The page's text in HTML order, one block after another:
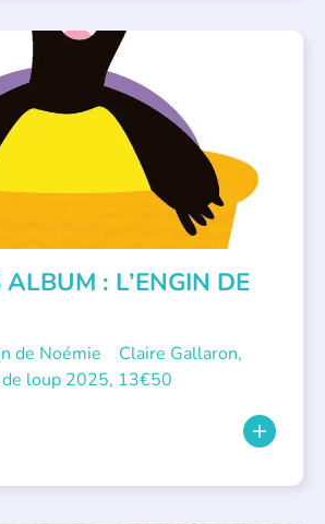
: L’ENGIN DE
de Noémie Claire Gallaron,
loup 2025, 13€50